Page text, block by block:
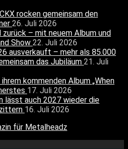
rocken gemeinsam den
26. Juli 2026
zurück – mit neuem Album und
Show 22. Juli 2026
ausverkauft – mehr als 85.000
das Jubiläum 21. Juli
kommenden Album „When
17. Juli 2026
lässt auch 2027 wieder die
16. Juli 2026